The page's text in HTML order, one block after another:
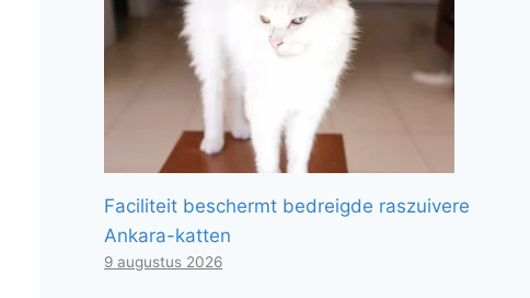
Faciliteit beschermt bedreigde raszuivere
Ankara-katten
9 augustus 2026